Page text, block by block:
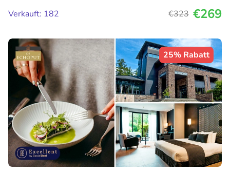
Verkauft: 182
€323 €269
25% Rabatt